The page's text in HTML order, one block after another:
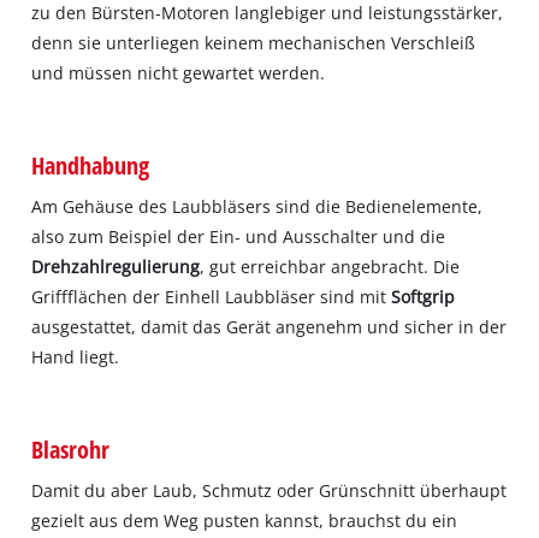
zu den Bürsten‐Motoren langlebiger und leistungsstärker,
denn sie unterliegen keinem mechanischen Verschleiß
und müssen nicht gewartet werden.
Handhabung
Am Gehäuse des Laubbläsers sind die Bedienelemente,
also zum Beispiel der Ein‐ und Ausschalter und die
Drehzahlregulierung, gut erreichbar angebracht. Die
Griffflächen der Einhell Laubbläser sind mitSoftgrip
ausgestattet, damit das Gerät angenehm und sicher in der
Hand liegt.
Blasrohr
Damit du aber Laub, Schmutz oder Grünschnitt überhaupt
gezielt aus dem Weg pusten kannst, brauchst du ein